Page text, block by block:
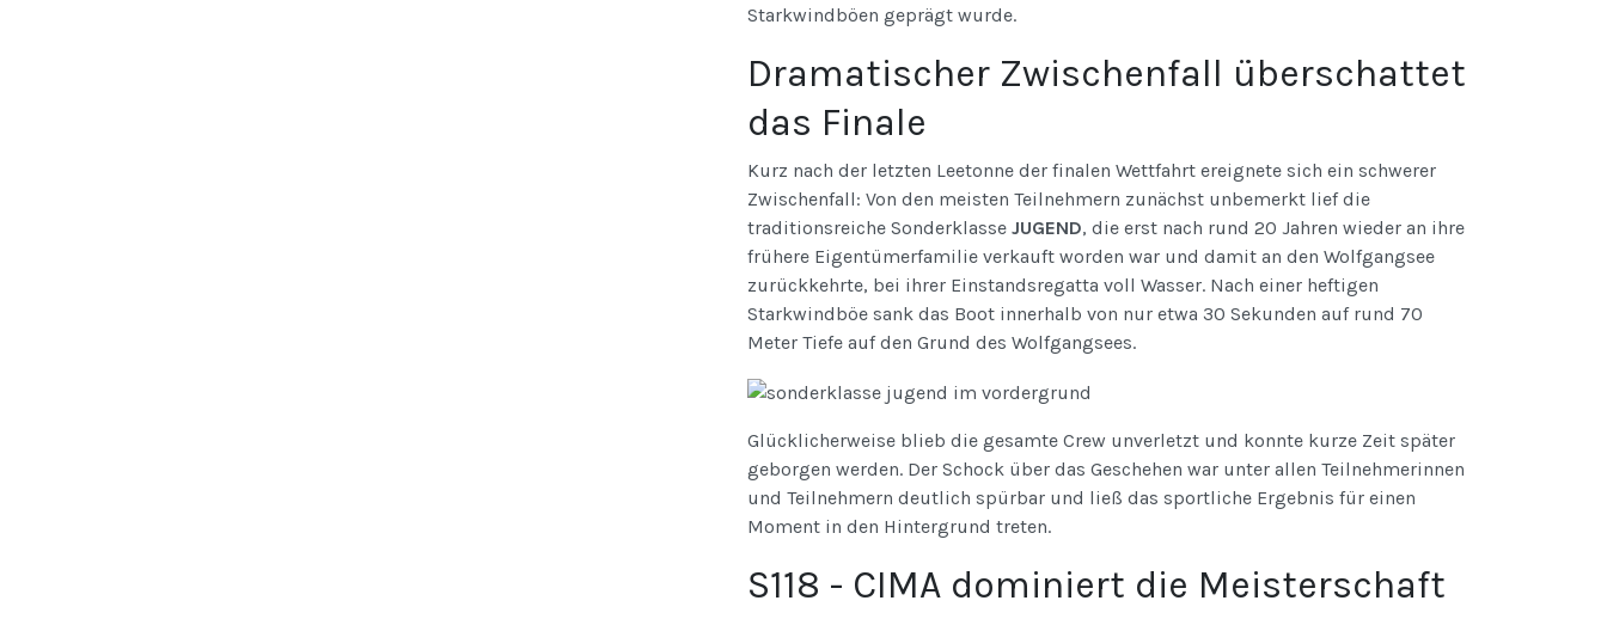
Starkwindböen geprägt wurde.
Dramatischer Zwischenfall überschattet
das Finale
Kurz nach der letzten Leetonne der finalen Wettfahrt ereignete sich ein schwerer
Zwischenfall: Von den meisten Teilnehmern zunächst unbemerkt lief die
traditionsreiche Sonderklasse JUGEND, die erst nach rund 20 Jahren wieder an ihre
frühere Eigentümerfamilie verkauft worden war und damit an den Wolfgangsee
zurückkehrte, bei ihrer Einstandsregatta voll Wasser. Nach einer heftigen
Starkwindböe sank das Boot innerhalb von nur etwa 30 Sekunden auf rund 70
Meter Tiefe auf den Grund des Wolfgangsees.
Glücklicherweise blieb die gesamte Crew unverletzt und konnte kurze Zeit später
geborgen werden. Der Schock über das Geschehen war unter allen Teilnehmerinnen
und Teilnehmern deutlich spürbar und ließ das sportliche Ergebnis für einen
Moment in den Hintergrund treten.
S118 - CIMA dominiert die Meisterschaft